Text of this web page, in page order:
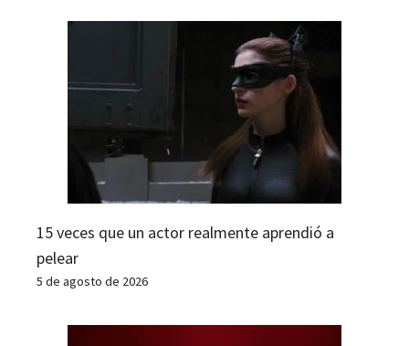
15 veces que un actor realmente aprendió a
pelear
5 de agosto de 2026